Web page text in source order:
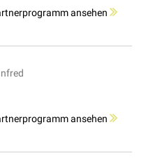
ansehen
ansehen